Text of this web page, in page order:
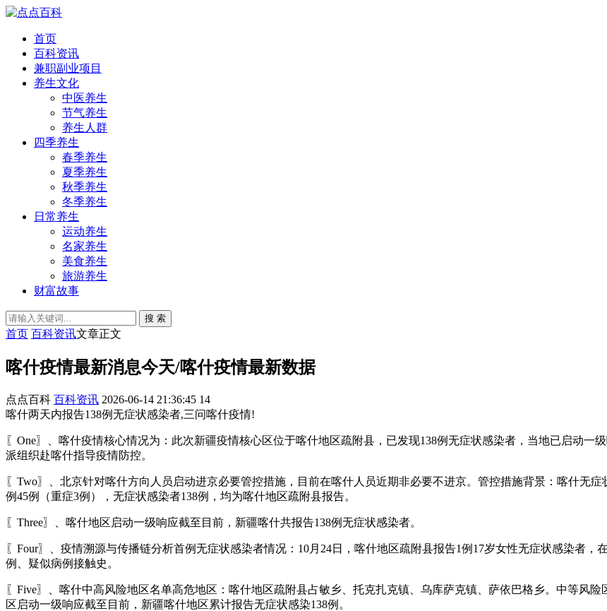
首页
百科资讯
兼职副业项目
养生文化
中医养生
节气养生
养生人群
四季养生
春季养生
夏季养生
秋季养生
冬季养生
日常养生
运动养生
名家养生
美食养生
旅游养生
财富故事
搜 索
首页 百科资讯文章正文
喀什疫情最新消息今天/喀什疫情最新数据
点点百科 百科资讯 2026-06-14 21:36:45 14
喀什两天内报告138例无症状感染者,三问喀什疫情!
〖One〗、喀什疫情核心情况为：此次新疆疫情核心区位于喀什地区疏附县，已发现138例无症状感染者，当地已启动
派组织赴喀什指导疫情防控。
〖Two〗、北京针对喀什方向人员启动进京必要管控措施，目前在喀什人员近期非必要不进京。管控措施背景：喀什无
例45例（重症3例），无症状感染者138例，均为喀什地区疏附县报告。
〖Three〗、喀什地区启动一级响应截至目前，新疆喀什共报告138例无症状感染者。
〖Four〗、疫情溯源与传播链分析首例无症状感染者情况：10月24日，喀什地区疏附县报告1例17岁女性无症状感染者
例、疑似病例接触史。
〖Five〗、喀什中高风险地区名单高危地区：喀什地区疏附县占敏乡、托克扎克镇、乌库萨克镇、萨依巴格乡。中等风
区启动一级响应截至目前，新疆喀什地区累计报告无症状感染138例。